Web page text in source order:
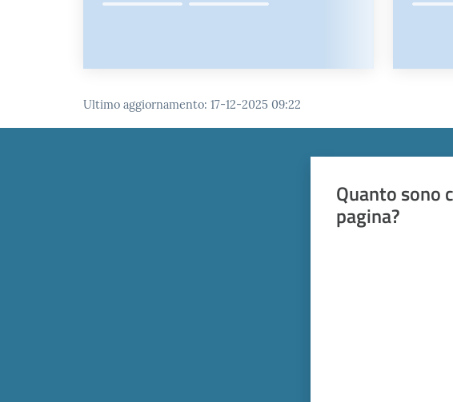
Ultimo aggiornamento: 17-12-2025 09:22
Quanto sono
pagina?